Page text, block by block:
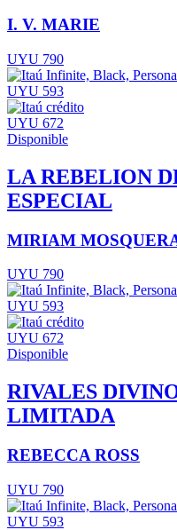
I. V. MARIE
UYU 790
UYU 593
UYU 672
Disponible
LA REBELION
ESPECIAL
MIRIAM
UYU 790
UYU 593
UYU 672
Disponible
RIVALES
LIMITADA
REBECCA ROSS
UYU 790
UYU 593